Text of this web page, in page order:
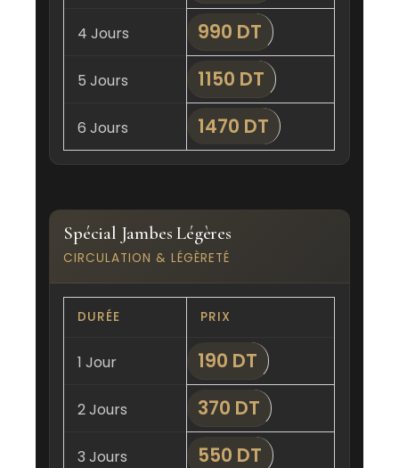
4 Jours 990 DT
5 Jours 1150 DT
6 Jours 1470 DT
Spécial Jambes Légères
CIRCULATION & LÉGÈRETÉ
DURÉE PRIX
1 Jour 190 DT
2 Jours 370 DT
3 Jours 550 DT